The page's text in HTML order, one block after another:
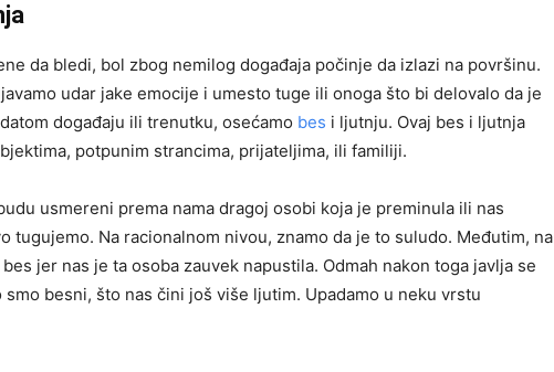
da bledi, bol zbog nemilog događaja počinje da izlazi na površinu.
udar jake emocije i umesto tuge ili onoga što bi delovalo da je
događaju ili trenutku, osećamo bes i ljutnju. Ovaj bes i ljutnja
potpunim strancima, prijateljima, ili familiji.
usmereni prema nama dragoj osobi koja je preminula ili nas
tugujemo. Na racionalnom nivou, znamo da je to suludo. Međutim, na
jer nas je ta osoba zauvek napustila. Odmah nakon toga javlja se
besni, što nas čini još više ljutim. Upadamo u neku vrstu